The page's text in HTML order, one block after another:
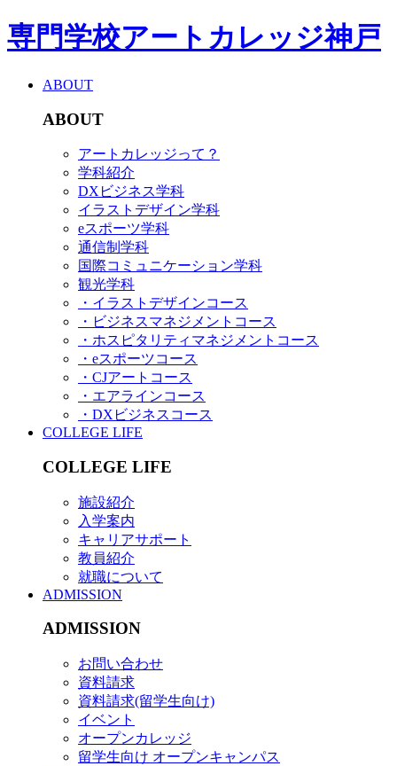
専門学校アートカレッジ神戸
ABOUT
ABOUT
アートカレッジって？
学科紹介
DXビジネス学科
イラストデザイン学科
eスポーツ学科
通信制学科
国際コミュニケーション学科
観光学科
・イラストデザインコース
・ビジネスマネジメントコース
・ホスピタリティマネジメントコース
・eスポーツコース
・CJアートコース
・エアラインコース
・DXビジネスコース
COLLEGE LIFE
COLLEGE LIFE
施設紹介
入学案内
キャリアサポート
教員紹介
就職について
ADMISSION
ADMISSION
お問い合わせ
資料請求
資料請求(留学生向け)
イベント
オープンカレッジ
留学生向け オープンキャンパス